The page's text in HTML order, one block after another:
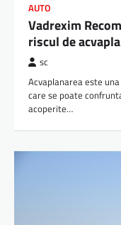
AUTO
Vadrexim
riscul de
sc
Acvaplanarea este
care se poate
acoperite…